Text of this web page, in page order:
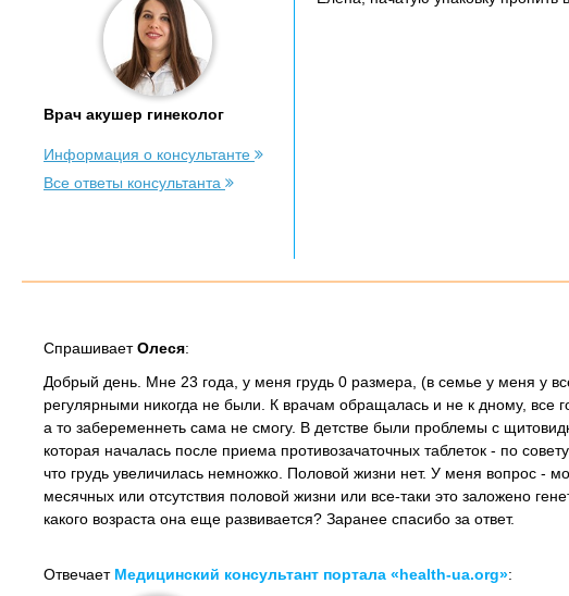
Врач акушер гинеколог
Информация о консультанте
Все ответы консультанта
СпрашиваетОлеся:
Добрый день. Мне 23 года, у меня грудь 0 размера, (в семье у меня у
регулярными никогда не были. К врачам обращалась и не к дному, все
а то забеременнеть сама не смогу. В детстве были проблемы с
которая началась после приема противозачаточных таблеток - по
что грудь увеличилась немножко. Половой жизни нет. У меня вопрос -
месячных или отсутствия половой жизни или все-таки это заложено
какого возраста она еще развивается? Заранее спасибо за ответ.
Отвечает Медицинский консультант портала «health-ua.org»: